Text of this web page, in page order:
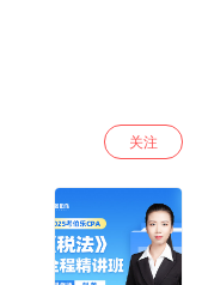
关注